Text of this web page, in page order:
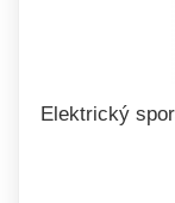
Elektrický